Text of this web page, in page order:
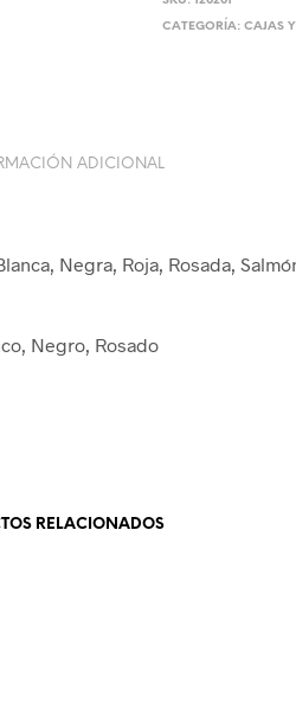
CATEGORÍA:CAJAS
ADICIONAL
Negra, Roja, Rosada,
Negro, Rosado
RELACIONADOS